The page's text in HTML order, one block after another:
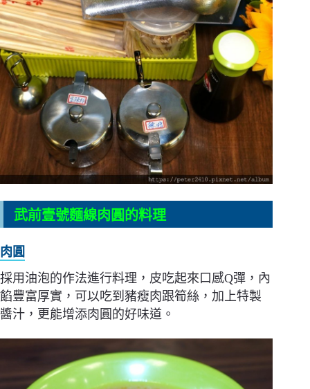
武前壹號麵線肉圓的料理
肉圓
採用油泡的作法進行料理，皮吃起來口感Q彈，內
餡豐富厚實，可以吃到豬瘦肉跟筍絲，加上特製
醬汁，更能增添肉圓的好味道。